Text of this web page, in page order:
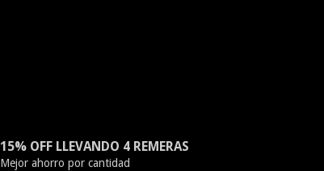
15% OFF LLEVANDO 4 REMERAS
Mejor ahorro por cantidad